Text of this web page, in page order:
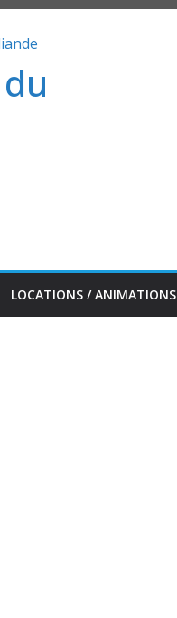
LOCATIONS / ANIMATIONS